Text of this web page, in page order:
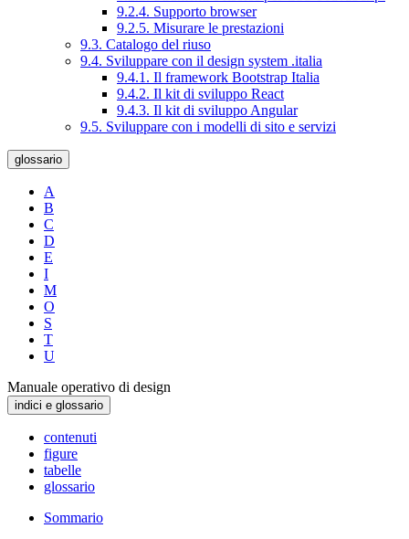
9.2.4. Supporto browser
9.2.5. Misurare le prestazioni
9.3. Catalogo del riuso
9.4. Sviluppare con il design system .italia
9.4.1. Il framework Bootstrap Italia
9.4.2. Il kit di sviluppo React
9.4.3. Il kit di sviluppo Angular
9.5. Sviluppare con i modelli di sito e servizi
glossario
A
B
C
D
E
I
M
O
S
T
U
Manuale operativo di design
indici e glossario
contenuti
figure
tabelle
glossario
Sommario